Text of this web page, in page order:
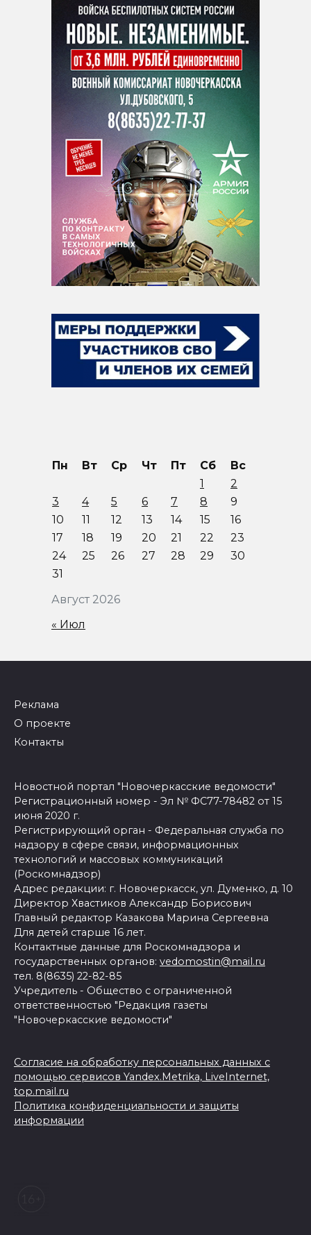
Август 2026
Пн Вт Ср Чт Пт Сб
Вс
1
2
3
4 5 6 7 8
9
10
11 12 13 14 15
16
17
18 19 20 21 22
23
24
25 26 27 28 29
30
31
« Июл
Реклама
О проекте
Контакты
Новостной портал "Новочеркасские ведомости"
Регистрационный номер - Эл № ФС77-78482 от 15
июня 2020 г.
Регистрирующий орган - Федеральная служба по
надзору в сфере связи, информационных
технологий и массовых коммуникаций
(Роскомнадзор)
Адрес редакции: г. Новочеркасск, ул. Думенко, д. 10
Директор Хвастиков Александр Борисович
Главный редактор Казакова Марина Сергеевна
Для детей старше 16 лет.
Контактные данные для Роскомнадзора и
государственных органов: vedomostin@mail.ru
тел. 8(8635) 22-82-85
Учредитель - Общество с ограниченной
ответственностью "Редакция газеты
"Новочеркасские ведомости"
Согласие на обработку персональных данных с
помощью сервисов Yandex.Metrika, LiveInternet,
top.mail.ru
Политика конфиденциальности и защиты
информации